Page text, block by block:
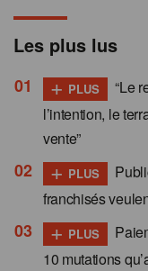
Les plus lus
+ PLUS
“Le
l’intention, le
vente”
+ PLUS
franchisés
+ PLUS
10 mutations